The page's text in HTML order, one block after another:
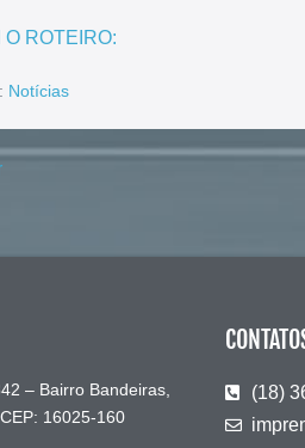
O ROTEIRO:
Notícias
– Bairro Bandeiras,
16025-160
(18)